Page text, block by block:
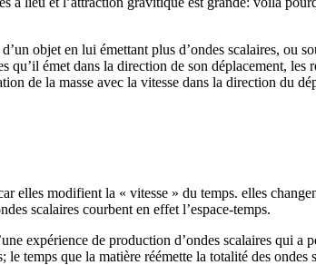
objet en lui émettant plus d’ondes scalaires,
qu’il émet dans la direction de son déplacement,
de la masse avec la vitesse dans la direction du
elles modifient la « vitesse » du temps. elles
scalaires courbent en effet l’espace-temps.
expérience de production d’ondes scalaires qui
temps que la matière réémette la totalité des